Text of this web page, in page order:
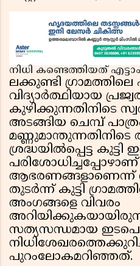
നിധി കണ്ടെത്തിയത്
ലക്കുണ്ടി ഗ്രാമത്തിലെ
വിദ്യാർത്ഥിയായ
കുഴിക്കുന്നതിനിടെ
അടങ്ങിയ ചെമ്പ്
ശ്രദ്ധയിൽപ്പെട്ട കുട്ടി
പരിശോധിച്ചപ്പോഴാണ്
ആഭരണങ്ങളാണെന്ന്
തുടർന്ന് കുട്ടി
അംഗങ്ങളെ വിവരം
സത്യസന്ധമായ
പുറംലോകമറിഞ്ഞത്.